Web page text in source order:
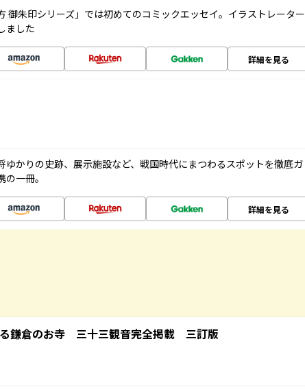
御朱印シリーズ」では初めてのコミックエッセイ。イラストレーター
ました
詳細を見る
ゆかりの史跡、展示施設など、戦国時代にまつわるスポットを徹底ガ
一冊。
詳細を見る
鎌倉のお寺 三十三観音完全掲載 三訂版